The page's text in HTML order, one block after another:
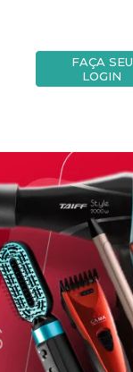
FAÇA SEU
LOGIN